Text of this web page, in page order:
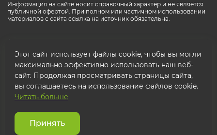
Информация на сайте носит справочный характер и не является
публичной офертой. При полном или частичном использовании
материалов с сайта ссылка на источник обязательна.
© 2026 ООО "ФТК РОСТР"
Защита персональных данных
Использование cookies
Этот сайт использует файлы cookie, чтобы вы могли
максимально эффективно использовать наш веб-
сайт. Продолжая просматривать страницы сайта,
вы соглашаетесь на использование файлов cookie.
Читать больше
Принять